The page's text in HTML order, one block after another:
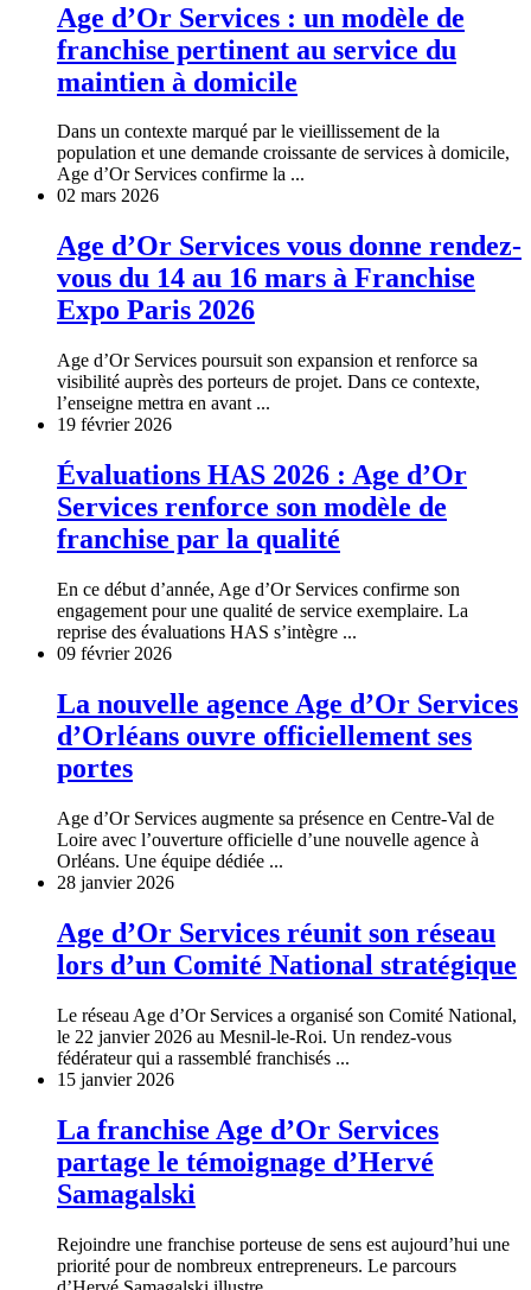
Age d’Or Services : un modèle de
franchise pertinent au service du
maintien à domicile
Dans un contexte marqué par le vieillissement de la
population et une demande croissante de services à domicile,
Age d’Or Services confirme la ...
02 mars 2026
Age d’Or Services vous donne rendez-
vous du 14 au 16 mars à Franchise
Expo Paris 2026
Age d’Or Services poursuit son expansion et renforce sa
visibilité auprès des porteurs de projet. Dans ce contexte,
l’enseigne mettra en avant ...
19 février 2026
Évaluations HAS 2026 : Age d’Or
Services renforce son modèle de
franchise par la qualité
En ce début d’année, Age d’Or Services confirme son
engagement pour une qualité de service exemplaire. La
reprise des évaluations HAS s’intègre ...
09 février 2026
La nouvelle agence Age d’Or Services
d’Orléans ouvre officiellement ses
portes
Age d’Or Services augmente sa présence en Centre-Val de
Loire avec l’ouverture officielle d’une nouvelle agence à
Orléans. Une équipe dédiée ...
28 janvier 2026
Age d’Or Services réunit son réseau
lors d’un Comité National stratégique
Le réseau Age d’Or Services a organisé son Comité National,
le 22 janvier 2026 au Mesnil-le-Roi. Un rendez-vous
fédérateur qui a rassemblé franchisés ...
15 janvier 2026
La franchise Age d’Or Services
partage le témoignage d’Hervé
Samagalski
Rejoindre une franchise porteuse de sens est aujourd’hui une
priorité pour de nombreux entrepreneurs. Le parcours